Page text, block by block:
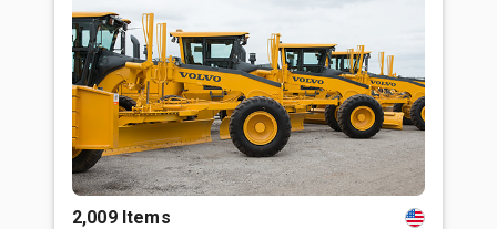
2,009 Items